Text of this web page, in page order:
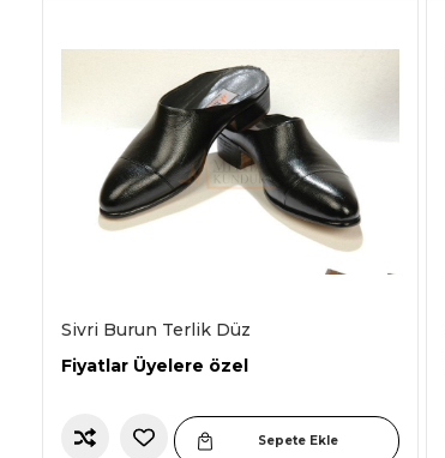
Sivri Burun Terlik Düz
Fiyatlar Üyelere özel
Sepete Ekle